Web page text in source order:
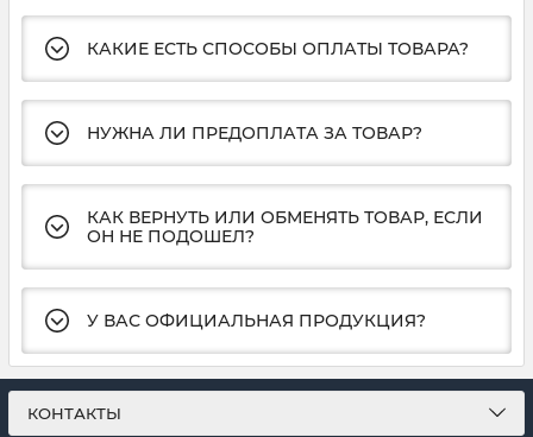
КАКИЕ ЕСТЬ СПОСОБЫ ОПЛАТЫ ТОВАРА?
НУЖНА ЛИ ПРЕДОПЛАТА ЗА ТОВАР?
КАК ВЕРНУТЬ ИЛИ ОБМЕНЯТЬ ТОВАР, ЕСЛИ
ОН НЕ ПОДОШЕЛ?
У ВАС ОФИЦИАЛЬНАЯ ПРОДУКЦИЯ?
КОНТАКТЫ